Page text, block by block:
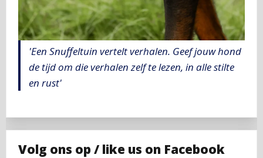
'Een Snuffeltuin vertelt verhalen. Geef jouw hond
de tijd om die verhalen zelf te lezen, in alle stilte
en rust'
Volg ons op / like us on Facebook